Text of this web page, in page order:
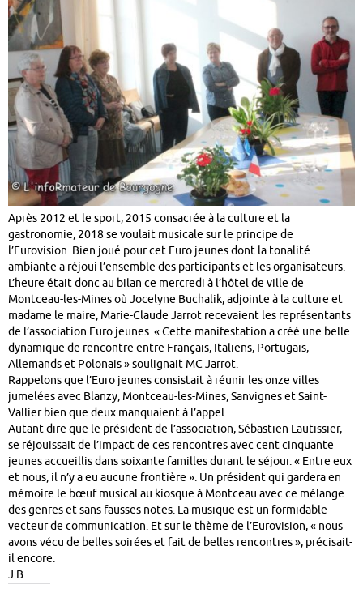
Après 2012 et le sport, 2015 consacrée à la culture et la
gastronomie, 2018 se voulait musicale sur le principe de
l’Eurovision. Bien joué pour cet Euro jeunes dont la tonalité
ambiante a réjoui l’ensemble des participants et les organisateurs.
L’heure était donc au bilan ce mercredi à l’hôtel de ville de
Montceau-les-Mines où Jocelyne Buchalik, adjointe à la culture et
madame le maire, Marie-Claude Jarrot recevaient les représentants
de l’association Euro jeunes. « Cette manifestation a créé une belle
dynamique de rencontre entre Français, Italiens, Portugais,
Allemands et Polonais » soulignait MC Jarrot.
Rappelons que l’Euro jeunes consistait à réunir les onze villes
jumelées avec Blanzy, Montceau-les-Mines, Sanvignes et Saint-
Vallier bien que deux manquaient à l’appel.
Autant dire que le président de l’association, Sébastien Lautissier,
se réjouissait de l’impact de ces rencontres avec cent cinquante
jeunes accueillis dans soixante familles durant le séjour. « Entre eux
et nous, il n’y a eu aucune frontière ». Un président qui gardera en
mémoire le bœuf musical au kiosque à Montceau avec ce mélange
des genres et sans fausses notes. La musique est un formidable
vecteur de communication. Et sur le thème de l’Eurovision, « nous
avons vécu de belles soirées et fait de belles rencontres », précisait-
il encore.
J.B.